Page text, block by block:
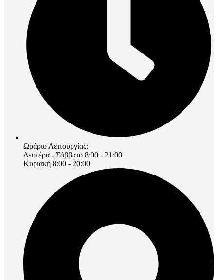
Ωράριο Λειτουργίας:
Δευτέρα - Σάββατο 8:00 - 21:00
Κυριακή 8:00 - 20:00